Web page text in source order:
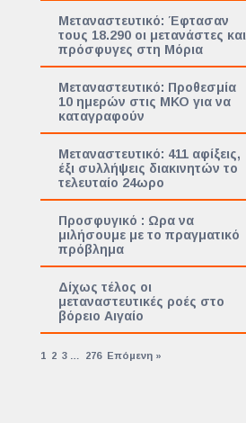
Μεταναστευτικό: Έφτασαν
τους 18.290 οι μετανάστες και
πρόσφυγες στη Μόρια
Μεταναστευτικό: Προθεσμία
10 ημερών στις ΜΚΟ για να
καταγραφούν
Μεταναστευτικό: 411 αφίξεις,
έξι συλλήψεις διακινητών το
τελευταίο 24ωρο
Προσφυγικό : Ωρα να
μιλήσουμε με το πραγματικό
πρόβλημα
Δίχως τέλος οι
μεταναστευτικές ροές στο
βόρειο Αιγαίο
1 2 3 276 Επόμενη »